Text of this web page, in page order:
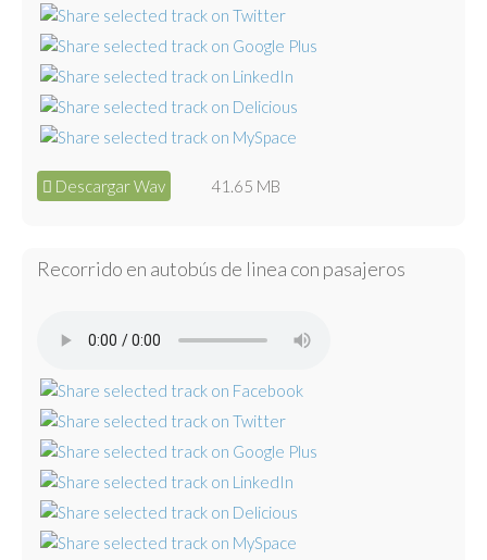
Descargar Wav 41.65 MB
Recorrido en autobús de linea con pasajeros